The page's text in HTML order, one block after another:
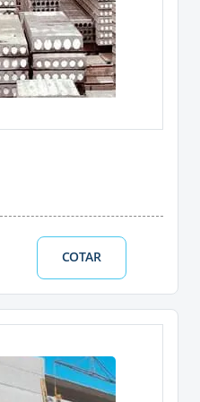
COTAR